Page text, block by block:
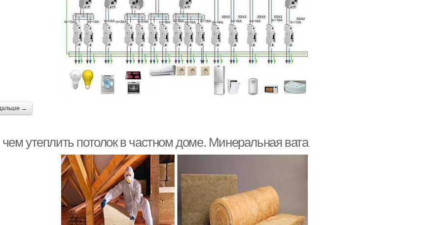
→
чем утеплить потолок в частном доме. Минеральная вата